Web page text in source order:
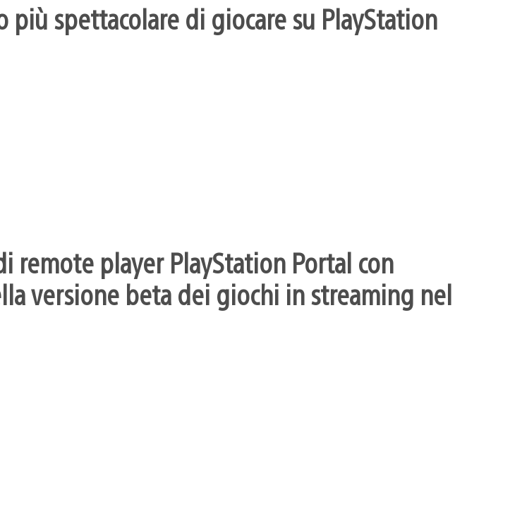
spettacolare di giocare su PlayStation
remote player PlayStation Portal con
versione beta dei giochi in streaming nel